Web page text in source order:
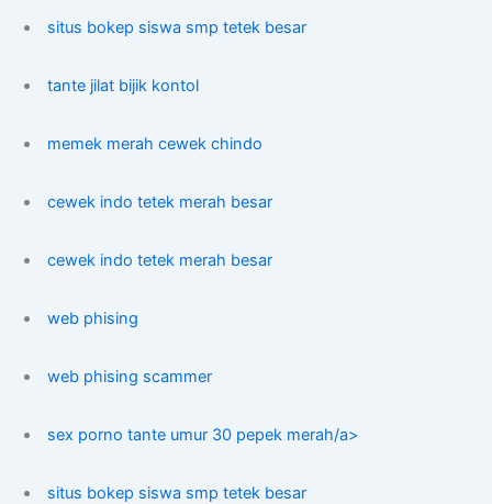
situs bokep siswa smp tetek besar
tante jilat bijik kontol
memek merah cewek chindo
cewek indo tetek merah besar
cewek indo tetek merah besar
web phising
web phising scammer
sex porno tante umur 30 pepek merah/a>
situs bokep siswa smp tetek besar